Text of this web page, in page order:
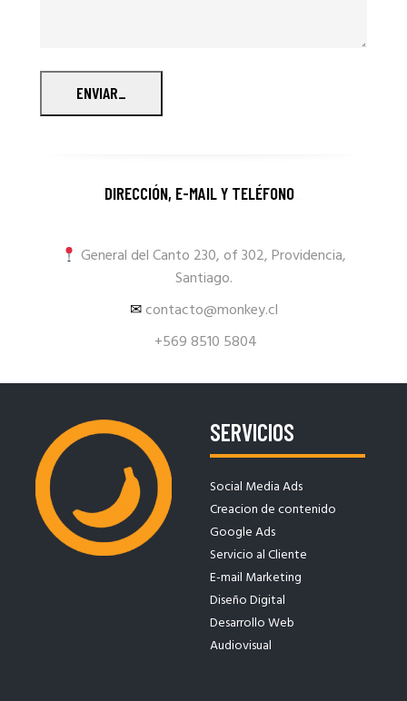
ENVIAR_
DIRECCIÓN, E-MAIL Y TELÉFONO
General del Canto 230, of 302, Providencia,
Santiago.
✉contacto@monkey.cl
+569 8510 5804
SERVICIOS
Social Media Ads
Creacion de contenido
Google Ads
Servicio al Cliente
E-mail Marketing
Diseño Digital
Desarrollo Web
Audiovisual